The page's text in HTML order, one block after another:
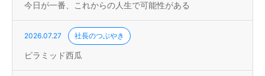
今日が一番、これからの人生で可能性がある
2026.07.27 社長のつぶやき
ピラミッド西瓜